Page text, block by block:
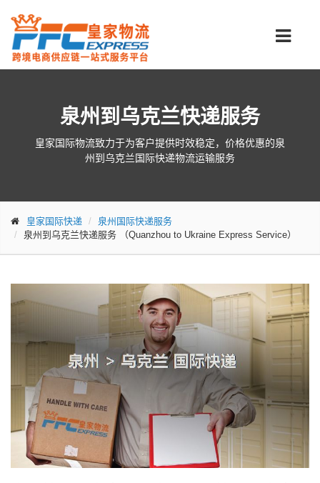
泉州到乌克兰快递服务
皇家国际物流致力于为客户提供时效稳定，价格优惠的泉
州到乌克兰国际快递物流运输服务
皇家国际快递
泉州国际快递服务
泉州到乌克兰快递服务 （Quanzhou to Ukraine Express Service）